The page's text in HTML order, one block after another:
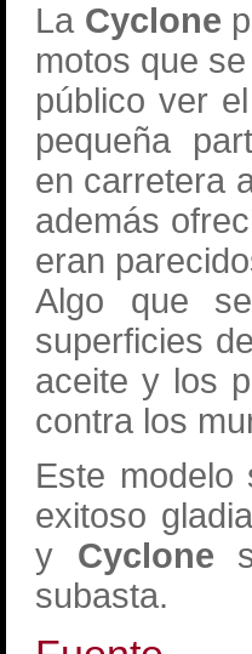
La Cyclone
motos que
público ver
pequeña
en carretera
además
eran
Algo que
superficies
aceite y los
contra los
Este
exitoso
y Cyclone
subasta.